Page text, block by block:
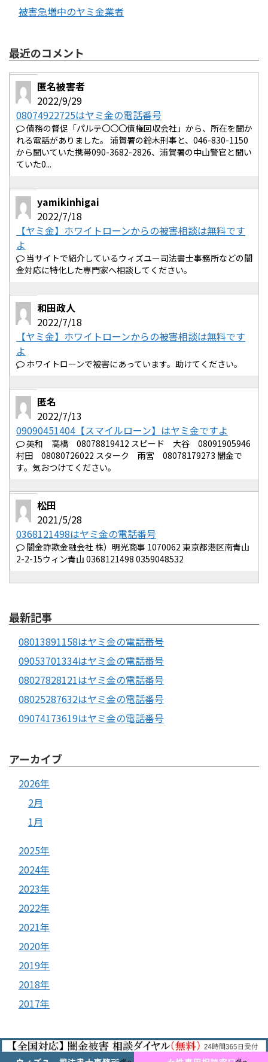
被害急増中のヤミ金業者
最近のコメント
匿名被害者
2022/9/29
08074922725はヤミ金の電話番号
債務の督促「パルテ〇〇〇債権回収会社」から、所在を聞か
れる電話がありました。 浦賀署の鈴木刑事と、046-830-1150
から聞いていた携帯090-3682-2826、浦賀署の中山警官と聞い
ていた0...
yamikinhigai
2022/7/18
【ヤミ金】ホワイトローンからの被害相談は無料です
よ
当サイトで紹介しているウィズユー司法書士事務所などの闇
金対応に特化した専門家へ相談してください。
和田政人
2022/7/18
【ヤミ金】ホワイトローンからの被害相談は無料です
よ
ホワイトローンで被害にあっています。助けてください。
匿名
2022/7/13
09090451404【スマイルローン】はヤミ金ですよ
英和 高橋 08078819412 スピード 大谷 08091905946
村田 08080726022 スターク 雨宮 08078179273 闇金で
す。気おつけてください。
松田
2021/5/28
0368121498はヤミ金の電話番号
闇金詐欺金融会社 株）明光商事 1070062 東京都港区南青山
2-2-15ウィン青山 0368121498 0359048532
最新記事
08013891158はヤミ金の電話番号
09053701334はヤミ金の電話番号
08027828121はヤミ金の電話番号
08025287632はヤミ金の電話番号
09074173619はヤミ金の電話番号
アーカイブ
2026年
2月
1月
2025年
2024年
2023年
2022年
2021年
2020年
2019年
2018年
2017年